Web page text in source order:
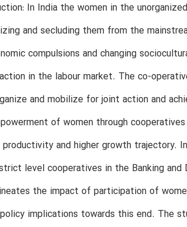
In India the women in the
and secluding them from the
compulsions and changing
in the labour market. The co-
and mobilize for joint action and
of women through
productivity and higher growth
level cooperatives in the Banking and
the impact of participation of
implications towards this end. The